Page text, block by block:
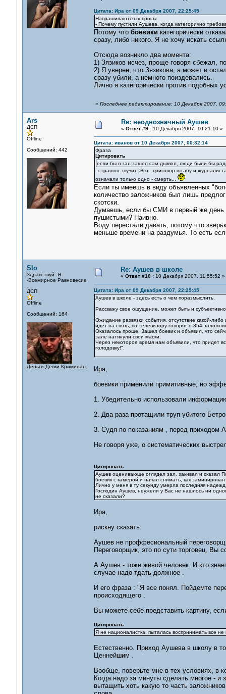
Цитата: Ира от 09 Декабря 2007, 22:25:45
Напрашиваются вопросы:
- Почему пустили Аушева, когда категорично
Потому что боевики категорически
сразу, либо никого. Я не хочу искать
Отсюда возникло два момента:
1) Зязиков исчез, проще говоря сбежал,
2) Я уверен, что Зязикова, а может и
сразу убили, а немного поиздевались.
Лично я категорически против подобных
« Последнее редактирование: 10 Декабря 2007,
Ars
ДСП
Offline
Сообщений: 442
Re: неоднозначный Аушев
« Ответ #9 :10 Декабря 2007, 10:21:10 »
Цитата: иванов от 10 Декабря 2007, 00:32:14
Фраза
Цитировать
если бы в зал зашел сам дьявол, люди были бы
- страшно звучит. Это - приговор штабу и
означали только одно - смерть...
Если ты имеешь в виду объявленных
количество заложников был лишь
скотски.
Думаешь, если бы СМИ в первый же день
пушистыми? Наивно.
Воду перестали давать, потому что
меньше времени на раздумья. То есть
Slo
Здравствуй .Я
-Всемирное Равновесие
ДСП
Offline
Сообщений: 164
Деньги.Девки.Криминал.
Re: Аушев в школе
« Ответ #10 :10 Декабря 2007, 11:55:52 »
Цитата: Ира от 09 Декабря 2007, 22:25:45
Аушев в школе - здесь есть о чем поразмыслить.
Расскажу свое ощущение, может быть и
Ожидание развязки события, отсутствие какой-
идет на связь, по телевизору говорят о 354
Оказалось проще. Зашел боевик и объявил, что
зале натянули свои маски.
Через некоторое время нам объявили, что придет
голодовку!".
Ира,
боевики применили примитивные, но
1. Убедительно использовали
2. Два раза протащили труп убитого
3. Судя по показаниям , перед приходом
Не говоря уже, о систематических
Цитировать
Аушев оценивающе оглядел зал, закивал и сказал
боевик с камерой и начал снимать, как
Лично у меня в ту секунду умерла последняя
Господин Аушев, неужели у Вас не нашлось ни
не сказали?
Ира,
рискну сказать:
Аушев не проффесиональный
Переговорщик, это по сути торговец, Вы
А Аушев - тоже живой человек. И кто
случае надо тдать должное .
И его фраза : "Я все понял. Пойдемте
происходящего .
Вы можете себе представить картину,
Цитировать
Я не националистка, пыталась воспринимать все
Естественно. Приход Аушева в школу в
Ценнейшим .
Вообще, поверьте мне в тех условиях, в
Когда надо за минуты сделать многое - и
вытащить хоть какую то часть